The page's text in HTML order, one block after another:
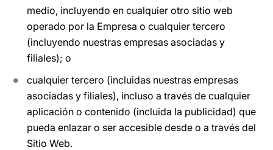
medio, incluyendo en cualquier otro sitio web
operado por la Empresa o cualquier tercero
(incluyendo nuestras empresas asociadas y
filiales); o
cualquier tercero (incluidas nuestras empresas
asociadas y filiales), incluso a través de cualquier
aplicación o contenido (incluida la publicidad) que
pueda enlazar o ser accesible desde o a través del
Sitio Web.